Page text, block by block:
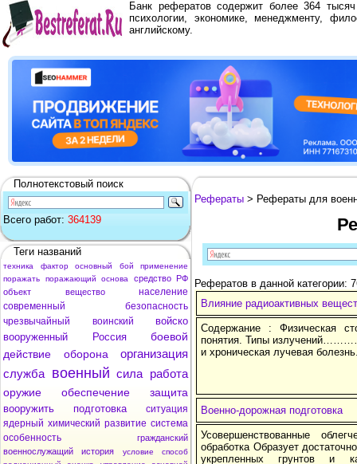
Банк рефератов содержит более 364
психологии, экономике, менеджменту,
английскому.
Полнотекстовый поиск
Всего работ: 364139
Теги названий
техника фактор основный бой
применение
поражать
поражающий основа средство РФ
объект
вещество
население
современный
безопасность
чрезвычайный
воинский
войско
вооруженный
Россия
боевой
действие
оборона
организация
служба военный сила работа
оружие обеспечение защита
вооружить подготовка
ситуация
ядерный химический развитие система
особенность
гражданский
военнослужащий
история условие
способ
Рефераты > Рефераты для
Рефератов в данной категории:
Влияние радиоактивных
Содержание : Физическая
понятия. Типы
и хроническая лучевая
Военно-дорожная подготовка
Усовершенствованные
обработка Образует
укрепленных грунтов и